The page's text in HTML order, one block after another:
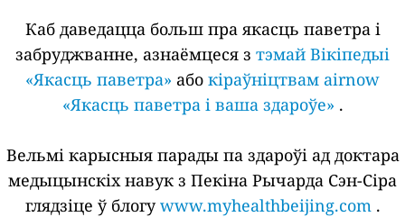
Каб даведацца больш пра якасць паветра і
забруджванне, азнаёмцеся з тэмай Вікіпедыі
«Якасць паветра» або кіраўніцтвам airnow
«Якасць паветра і ваша здароўе» .
Вельмі карысныя парады па здароўі ад доктара
медыцынскіх навук з Пекіна Рычарда Сэн-Сіра
глядзіце ў блогуwww.myhealthbeijing.com.